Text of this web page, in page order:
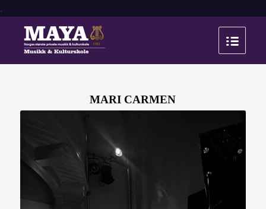
.
MARI CARMEN